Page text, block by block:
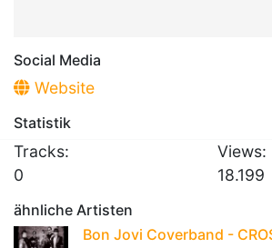
Social Media
Website
Statistik
Tracks:
0
Views:
18.199
ähnliche Artisten
Bon Jovi Coverband -